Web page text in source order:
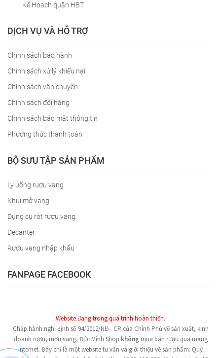
Kế Hoạch quận HBT
DỊCH VỤ VÀ HỖ TRỢ
Chính sách bảo hành
Chính sách xử lý khiếu nại
Chính sách vận chuyển
Chính sách đổi hàng
Chính sách bảo mật thông tin
Phương thức thanh toán
BỘ SƯU TẬP SẢN PHẨM
Ly uống rượu vang
Khui mở vang
Dụng cụ rót rượu vang
Decanter
Rượu vang nhập khẩu
FANPAGE FACEBOOK
Website đang trong quá trình hoàn thiện.
Chấp hành nghị định số 94/2012/NĐ - CP của Chính Phủ về sản xuất, kinh
doanh rượu, rượu vang, Đức Minh Shop không mua bán rượu qua mạng
internet. Đây chỉ là một website tư vấn và giới thiệu về sản phẩm. Quý